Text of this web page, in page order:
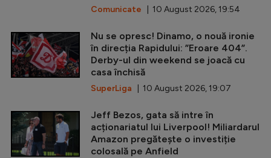
Comunicate | 10 August 2026, 19:54
Nu se opresc! Dinamo, o nouă ironie
în direcția Rapidului: ”Eroare 404”.
Derby-ul din weekend se joacă cu
casa închisă
SuperLiga | 10 August 2026, 19:07
Jeff Bezos, gata să intre în
acționariatul lui Liverpool! Miliardarul
Amazon pregătește o investiție
colosală pe Anfield